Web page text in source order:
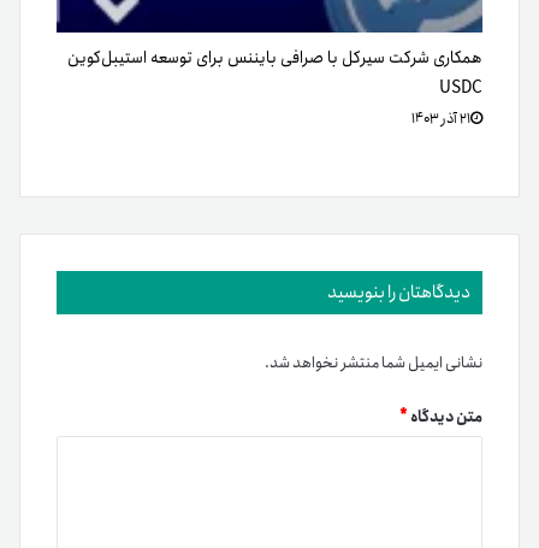
همکاری شرکت سیرکل با صرافی بایننس برای توسعه استیبل‌کوین
USDC
۲۱ آذر ۱۴۰۳
دیدگاهتان را بنویسید
نشانی ایمیل شما منتشر نخواهد شد.
متن دیدگاه*